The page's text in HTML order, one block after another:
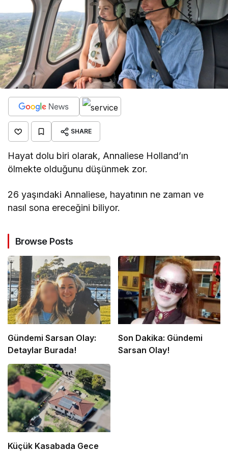
SHARE
Hayat dolu biri olarak, Annaliese Holland’ın
ölmekte olduğunu düşünmek zor.
26 yaşındaki Annaliese, hayatının ne zaman ve
nasıl sona ereceğini biliyor.
Browse Posts
Gündemi Sarsan Olay:
Detaylar Burada!
Son Dakika: Gündemi
Sarsan Olay!
Küçük Kasabada Gece